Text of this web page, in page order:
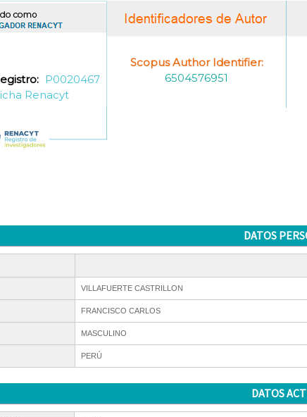
P0020467
Renacyt
Scopus Author Identifier:
6504576951
DATOS
VILLAFUERTE CASTRILLON
FRANCISCO CARLOS
MASCULINO
PERÚ
DATOS